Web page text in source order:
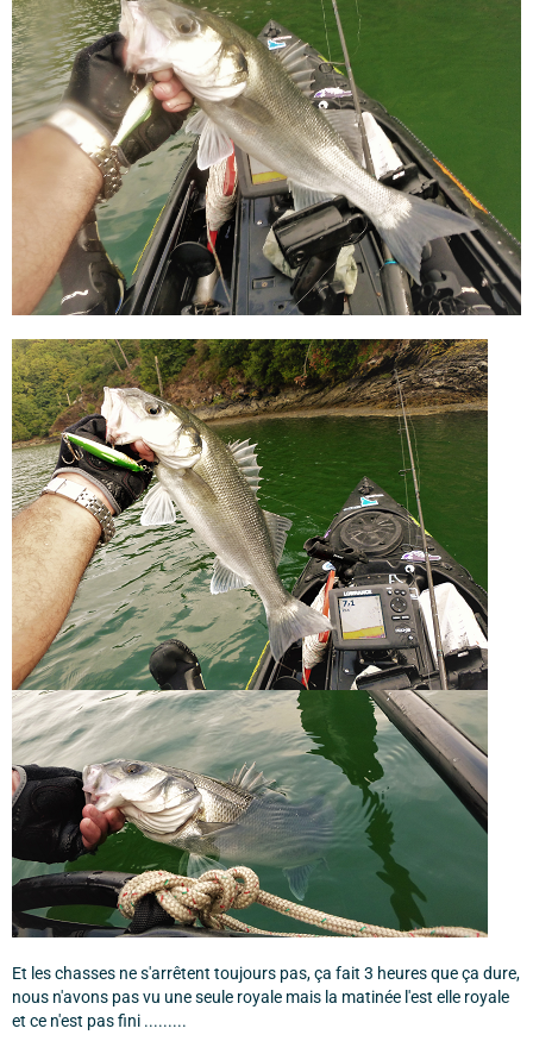
Et les chasses ne s'arrêtent toujours pas, ça fait 3 heures que ça dure,
nous n'avons pas vu une seule royale mais la matinée l'est elle royale
et ce n'est pas fini .........